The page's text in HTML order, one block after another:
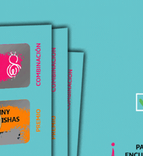
a sábado
14:00h/17:00-21:00h)
en: